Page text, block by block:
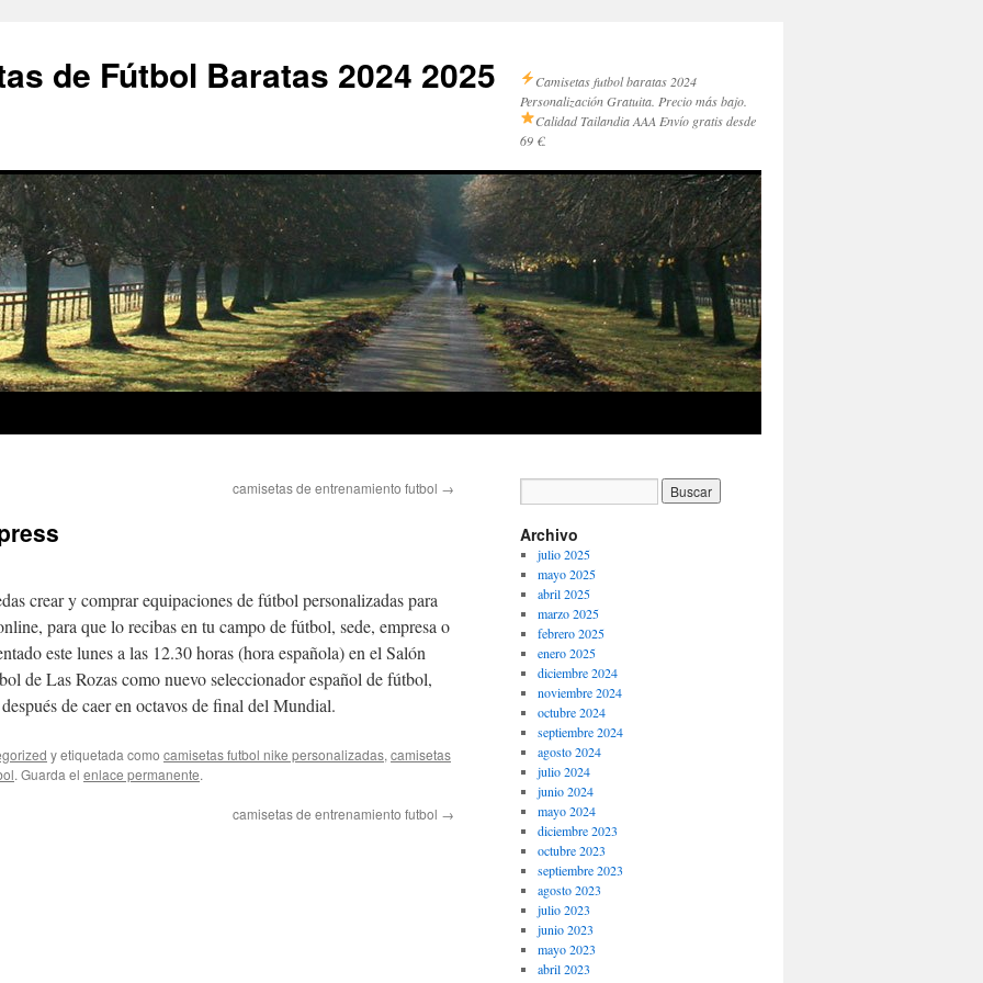
de Fútbol Baratas 2024 2025
Camisetas futbol baratas 2024
Personalización Gratuita. Precio más bajo.
Calidad Tailandia AAA Envío gratis desde
69 €.
camisetas de entrenamiento futbol →
crear y comprar equipaciones de fútbol personalizadas para
para que lo recibas en tu campo de fútbol, sede, empresa o
este lunes a las 12.30 horas (hora española) en el Salón
de Las Rozas como nuevo seleccionador español de fútbol,
de caer en octavos de final del Mundial.
y etiquetada como camisetas futbol nike personalizadas, camisetas
. Guarda el enlace permanente.
camisetas de entrenamiento futbol →
Archivo
julio 2025
mayo 2025
abril 2025
marzo 2025
febrero 2025
enero 2025
diciembre 2024
noviembre 2024
octubre 2024
septiembre 2024
agosto 2024
julio 2024
junio 2024
mayo 2024
diciembre 2023
octubre 2023
septiembre 2023
agosto 2023
julio 2023
junio 2023
mayo 2023
abril 2023